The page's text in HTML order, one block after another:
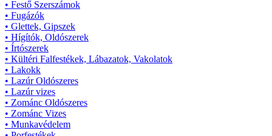
• Festő Szerszámok
• Fugázók
• Glettek, Gipszek
• Hígítók, Oldószerek
• Írtószerek
• Kültéri Falfestékek, Lábazatok, Vakolatok
• Lakokk
• Lazúr Oldószeres
• Lazúr vizes
• Zománc Oldószeres
• Zománc Vizes
• Munkavédelem